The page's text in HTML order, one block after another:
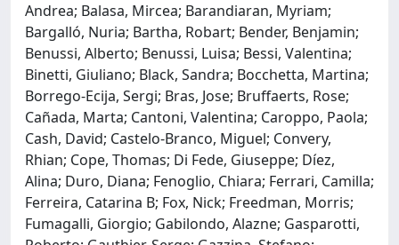
Andrea; Balasa, Mircea; Barandiaran, Myriam;
Bargalló, Nuria; Bartha, Robart; Bender, Benjamin;
Benussi, Alberto; Benussi, Luisa; Bessi, Valentina;
Binetti, Giuliano; Black, Sandra; Bocchetta, Martina;
Borrego-Ecija, Sergi; Bras, Jose; Bruffaerts, Rose;
Cañada, Marta; Cantoni, Valentina; Caroppo, Paola;
Cash, David; Castelo-Branco, Miguel; Convery,
Rhian; Cope, Thomas; Di Fede, Giuseppe; Díez,
Alina; Duro, Diana; Fenoglio, Chiara; Ferrari, Camilla;
Ferreira, Catarina B; Fox, Nick; Freedman, Morris;
Fumagalli, Giorgio; Gabilondo, Alazne; Gasparotti,